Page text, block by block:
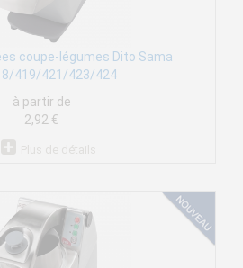
coupe-légumes Dito Sama
419/421/423/424
à partir de
2,92 €